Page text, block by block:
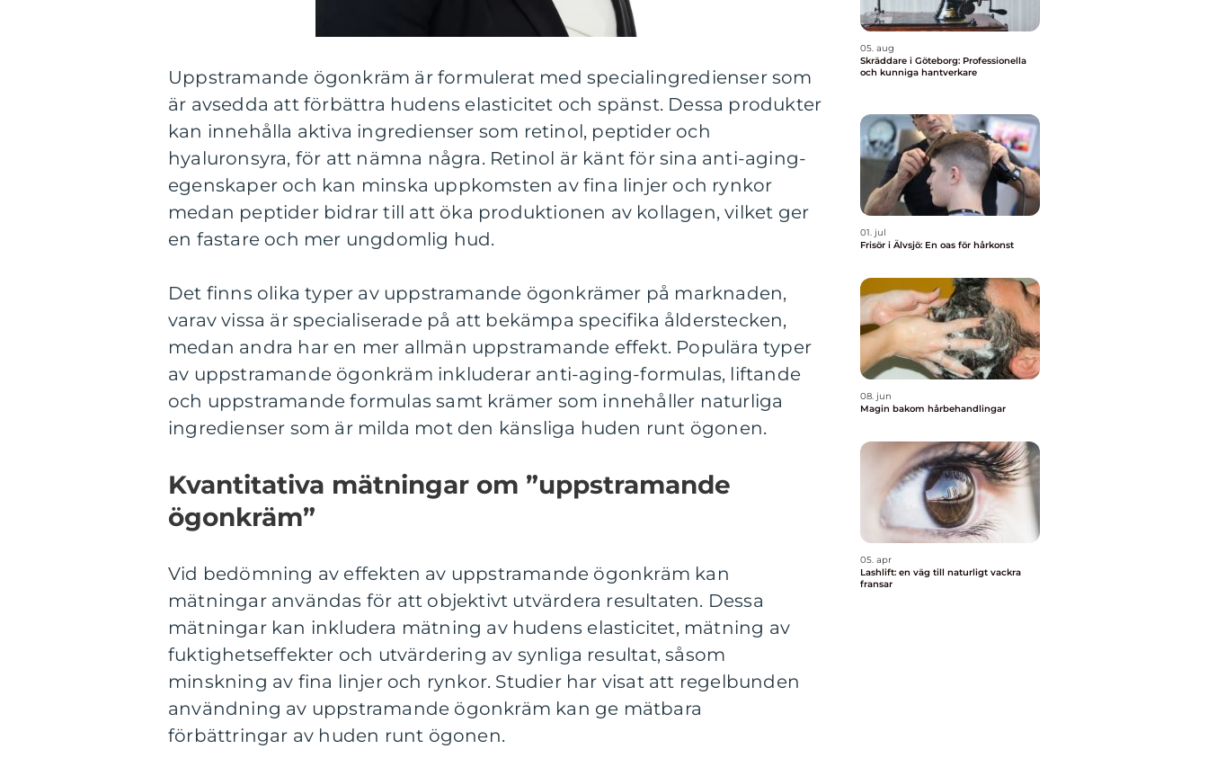
Uppstramande ögonkräm är formulerat med specialingredienser som
är avsedda att förbättra hudens elasticitet och spänst. Dessa produkter
kan innehålla aktiva ingredienser som retinol, peptider och
hyaluronsyra, för att nämna några. Retinol är känt för sina anti-aging-
egenskaper och kan minska uppkomsten av fina linjer och rynkor
medan peptider bidrar till att öka produktionen av kollagen, vilket ger
en fastare och mer ungdomlig hud.
Det finns olika typer av uppstramande ögonkrämer på marknaden,
varav vissa är specialiserade på att bekämpa specifika ålderstecken,
medan andra har en mer allmän uppstramande effekt. Populära typer
av uppstramande ögonkräm inkluderar anti-aging-formulas, liftande
och uppstramande formulas samt krämer som innehåller naturliga
ingredienser som är milda mot den känsliga huden runt ögonen.
Kvantitativa mätningar om ”uppstramande
ögonkräm”
Vid bedömning av effekten av uppstramande ögonkräm kan
mätningar användas för att objektivt utvärdera resultaten. Dessa
mätningar kan inkludera mätning av hudens elasticitet, mätning av
fuktighetseffekter och utvärdering av synliga resultat, såsom
minskning av fina linjer och rynkor. Studier har visat att regelbunden
användning av uppstramande ögonkräm kan ge mätbara
förbättringar av huden runt ögonen.
05. aug
Skräddare i Göteborg: Professionella
och kunniga hantverkare
01. jul
Frisör i Älvsjö: En oas för hårkonst
08. jun
Magin bakom hårbehandlingar
05. apr
Lashlift: en väg till naturligt vackra
fransar